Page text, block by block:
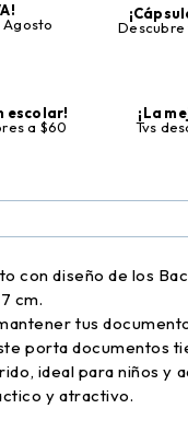
Agosto
Descubre
escolar!
a $60
¡La
Tvs
con diseño de los
cm.
tus
porta documentos
ideal para niños y
y atractivo.